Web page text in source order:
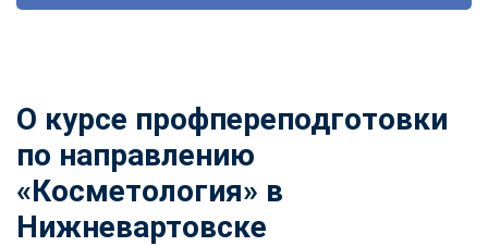
О курсе профпереподготовки
по направлению
«Косметология» в
Нижневартовске